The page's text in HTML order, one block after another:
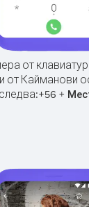
от
от Кайманови
+56 +